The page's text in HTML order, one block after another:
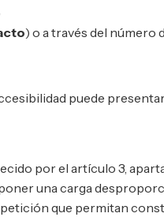
) o a través del número
puede
por el artículo 3,
una carga
que permitan